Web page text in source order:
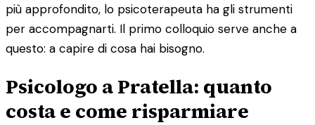
più approfondito, lo psicoterapeuta ha gli strumenti
per accompagnarti. Il primo colloquio serve anche a
questo: a capire di cosa hai bisogno.
Psicologo a Pratella: quanto
costa e come risparmiare